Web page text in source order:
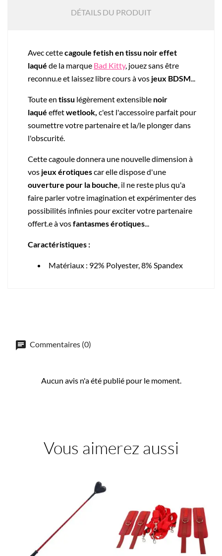
DÉTAILS DU PRODUIT
Avec cettecagoule fetish en tissu noir effet
laqué de la marque Bad Kitty, jouez sans être
reconnu.e et laissez libre cours à vos jeux BDSM
Toute en tissu légèrement extensible noir
laqué effetwetlook, c'est l'accessoire parfait pour
soumettre votre partenaire et la/le plonger dans
l'obscurité.
Cette cagoule donnera une nouvelle dimension à
vos jeux érotiquescar elle dispose d'une
ouverture pour la bouche , il ne reste plus qu'a
faire parler votre imagination et expérimenter des
possibilités infinies pour exciter votre partenaire
offert.e à vosfantasmes érotiques
Caractéristiques :
Matériaux : 92% Polyester, 8% Spandex
Commentaires (0)
Aucun avis n'a été publié pour le moment.
Vous aimerez aussi